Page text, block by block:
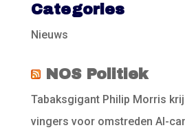
Categories
Nieuws
NOS Politiek
Tabaksgigant Philip Morris
vingers voor omstreden AI-